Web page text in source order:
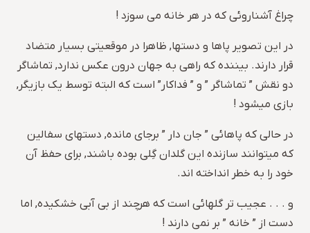
چراغ آشناروئی که در هر خانه می سوزد !
در این تصویر پاها و دستها, ظاهرا در موقعیتی بسیار متضاد
قرار دارند. بیننده که راهی به جهان درون عکس ندارد, تماشاگر
دو نقش ” تماشاگر ” و ” فداکار” است که البته توسط یک بازیگر,
بازی میشود !
در حالی که پاهائی ” جان دار ” برجای مانده, دستهای سفالین
که میتوانند سازنده این گلدان گِلی بوده باشند, برای حفظ آن
خود را به خطر انداخته اند.
و . . . عجیب تر گلهائی است که هرچند از بی آبی خشکیده, اما
دست از ” خانه ” بر نمی دارند !